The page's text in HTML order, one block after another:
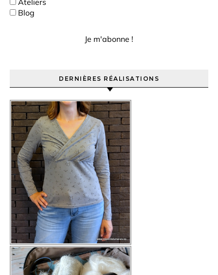
Ateliers
Blog
DERNIÈRES RÉALISATIONS